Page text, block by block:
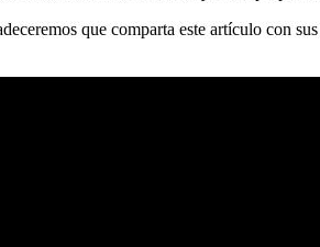
que comparta este artículo con